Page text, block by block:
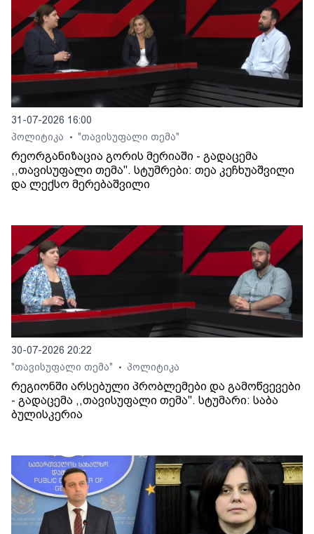
31-07-2026 16:00
პოლიტიკა
• "თავისუფალი თემა"
რეორგანიზაცია გორის მერიაში - გადაცემა
,,თავისუფალი თემა". სტუმრები: თეა კეჩხუაშვილი
და ლექსო მერებაშვილი
30-07-2026 20:22
"თავისუფალი თემა"
• პოლიტიკა
რეგიონში არსებული პრობლემები და გამოწვევები
- გადაცემა ,,თავისუფალი თემა". სტუმარი: საბა
ბულისკერია